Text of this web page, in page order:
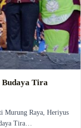
Budaya Tira
Murung Raya, Heriyus
Tira…